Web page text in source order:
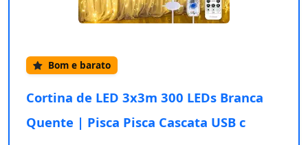
Bom e barato
Cortina de LED 3x3m 300 LEDs Branca
Quente | Pisca Pisca Cascata USB c